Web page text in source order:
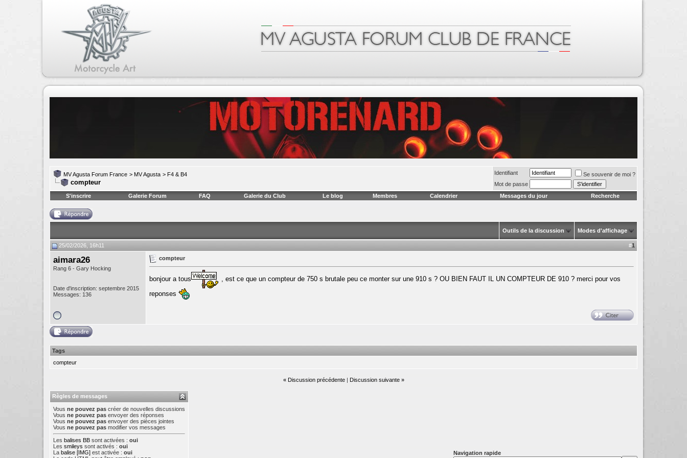
MV Agusta Forum France > MV Agusta > F4 & B4
compteur
Identifiant
Se souvenir de moi ?
Mot de passe
S'inscrire
Galerie Forum FAQ Galerie du Club Le blog Membres Calendrier Messages du jour Recherche
Outils de la discussion Modes d'affichage
25/02/2026, 16h11 #1
aimara26
Rang 6 - Gary Hocking
Date d'inscription: septembre 2015
Messages: 136
compteur
bonjour a tous
, est ce que un compteur de 750 s brutale peu ce monter sur une 910 s ? OU BIEN FAUT IL UN COMPTEUR DE 910 ? merci pour vos
reponses
Tags
compteur
« Discussion précédente| Discussion suivante »
Règles de messages
Vous ne pouvez pas créer de nouvelles discussions
Vous ne pouvez pas envoyer des réponses
Vous ne pouvez pas envoyer des pièces jointes
Vous ne pouvez pas modifier vos messages
Les balises BB sont activées : oui
Les smileys sont activés : oui
La balise [IMG] est activée : oui
Navigation rapide